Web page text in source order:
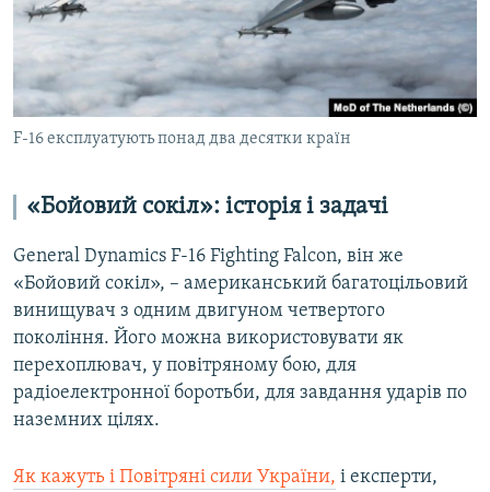
F-16 експлуатують понад два десятки країн
«Бойовий сокіл»: історія і задачі
General Dynamics F-16 Fighting Falcon, він же
«Бойовий сокіл», – американський багатоцільовий
винищувач з одним двигуном четвертого
покоління. Його можна використовувати як
перехоплювач, у повітряному бою, для
радіоелектронної боротьби, для завдання ударів по
наземних цілях.
Як кажуть і Повітряні сили України, і експерти,